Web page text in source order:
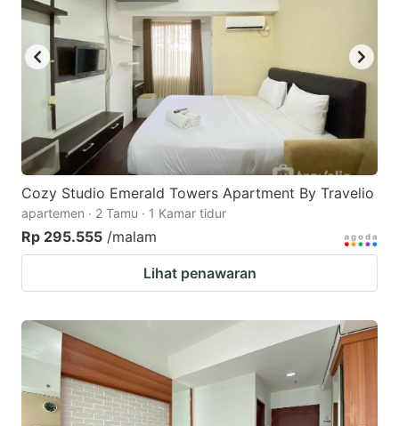
Cozy Studio Emerald Towers Apartment By Travelio
apartemen · 2 Tamu · 1 Kamar tidur
Rp 295.555 /malam
Lihat penawaran